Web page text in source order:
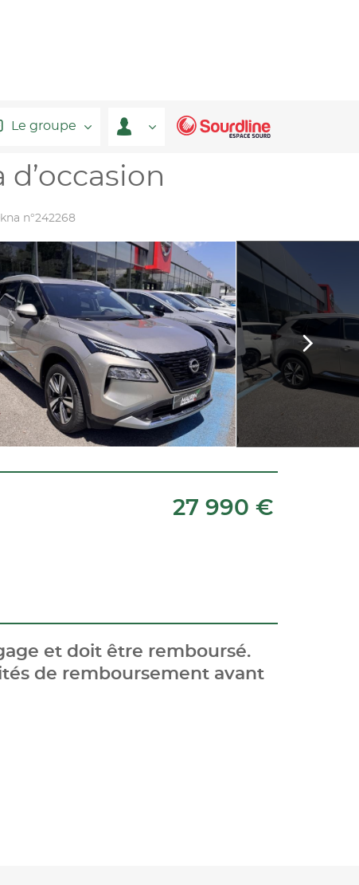
Le groupe
d’occasion
n°242268
27 990 €
et doit être remboursé.
de remboursement avant